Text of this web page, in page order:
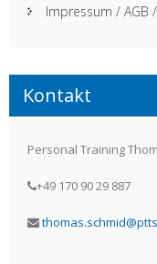
Impressum / AGB
Kontakt
Personal Training
+49 170 90 29 887